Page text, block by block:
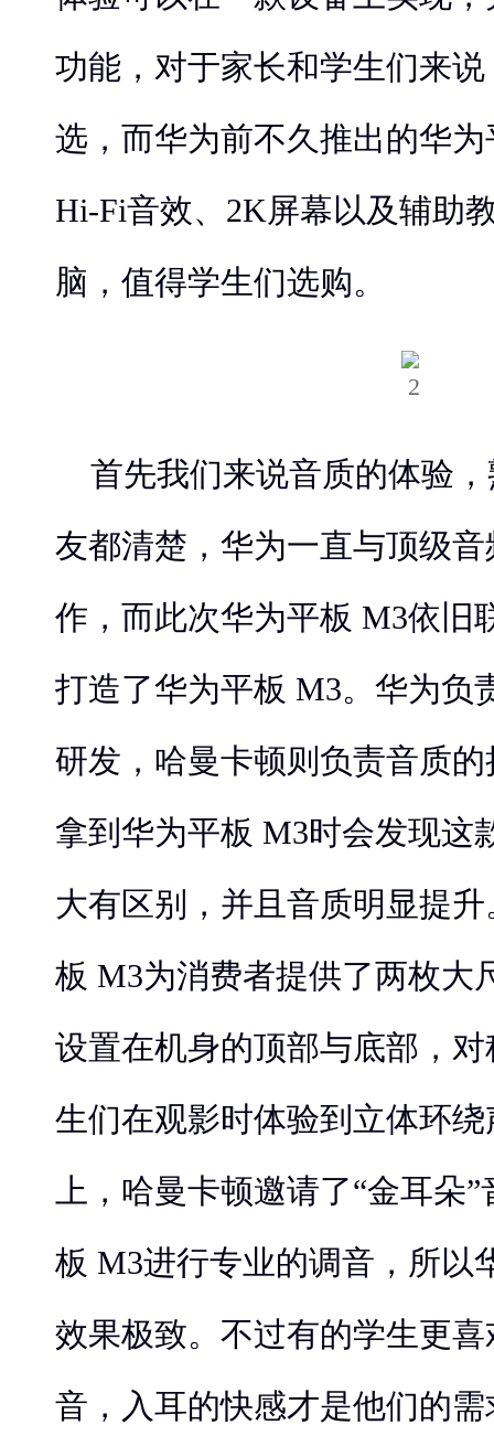
功能，对于家长和学生们来
选，而华为前不久推出的华
Hi-Fi音效、2K屏幕以及辅助
脑，值得学生们选购。
首先我们来说音质的体验
友都清楚，华为一直与顶级
作，而此次华为平板 M3依旧
打造了华为平板 M3。华为负
研发，哈曼卡顿则负责音质
拿到华为平板 M3时会发现这
大有区别，并且音质明显提
板 M3为消费者提供了两枚大
设置在机身的顶部与底部，
生们在观影时体验到立体环
上，哈曼卡顿邀请了“金耳朵
板 M3进行专业的调音，所以
效果极致。不过有的学生更
音，入耳的快感才是他们的